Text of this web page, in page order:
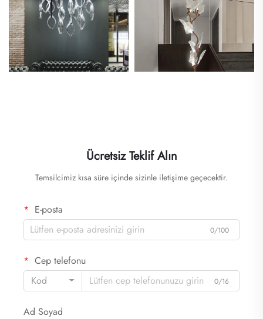
Ücretsiz Teklif Alın
Temsilcimiz kısa süre içinde sizinle iletişime geçecektir.
E-posta
0/100
Cep telefonu
Kod
0/16
Ad Soyad